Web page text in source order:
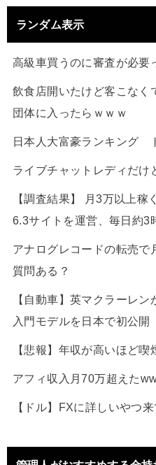
ランダム表示
高級車買うのに審査が必要
飲食店開いたけど客こなく
団体に入ったらｗｗｗ
日本人大富豪ランキング
ライブチャットレディだけ
【調査結果】 月3万以上
6.3サイトを運営、毎日約3
アナログレコードの転売で
質問ある？
【自動車】英マクラーレ
入門モデルを日本で初公開
【悲報】年収が高いほど
アフィ収入月70万超えた
【ドル】FXに詳しいやつ